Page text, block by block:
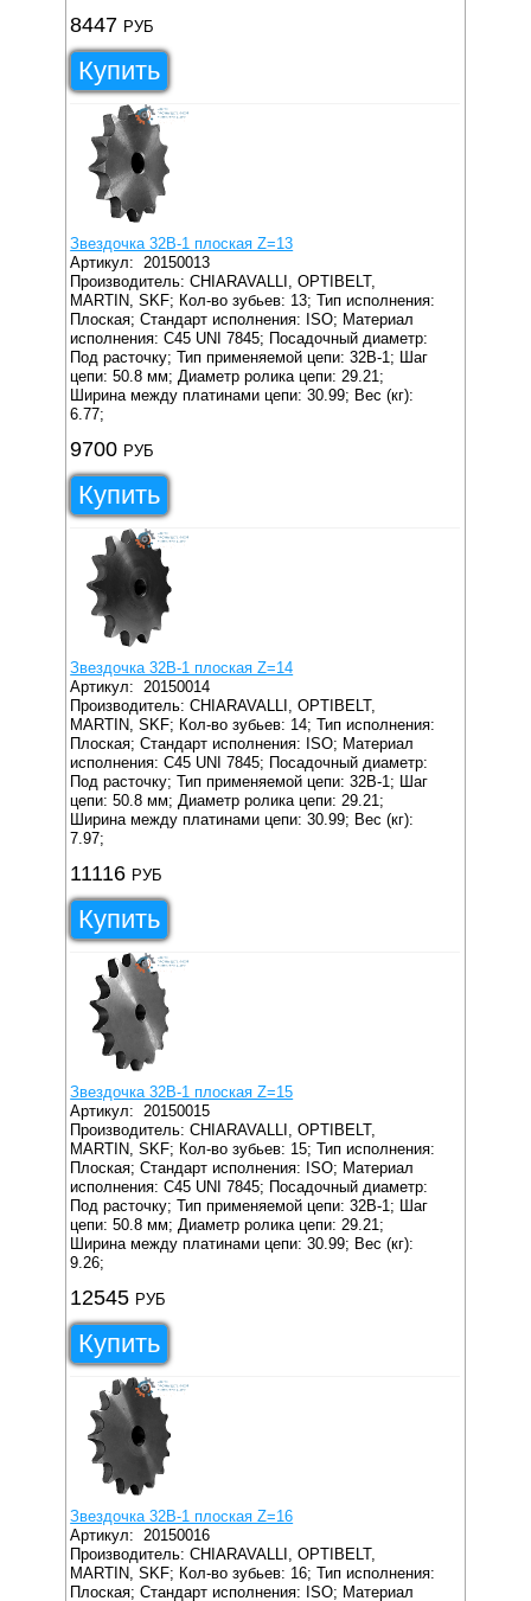
8447 РУБ
Купить
Звездочка 32B-1 плоская Z=13
Артикул: 20150013
Производитель: CHIARAVALLI, OPTIBELT,
MARTIN, SKF; Кол-во зубьев: 13; Тип исполнения:
Плоская; Стандарт исполнения: ISO; Материал
исполнения: C45 UNI 7845; Посадочный диаметр:
Под расточку; Тип применяемой цепи: 32B-1;
Шаг
цепи: 50.8 мм; Диаметр ролика цепи: 29.21;
Ширина между платинами цепи: 30.99; Вес (кг):
6.77;
9700 РУБ
Купить
Звездочка 32B-1 плоская Z=14
Артикул: 20150014
Производитель: CHIARAVALLI, OPTIBELT,
MARTIN, SKF; Кол-во зубьев: 14; Тип исполнения:
Плоская; Стандарт исполнения: ISO; Материал
исполнения: C45 UNI 7845; Посадочный диаметр:
Под расточку; Тип применяемой цепи: 32B-1;
Шаг
цепи: 50.8 мм; Диаметр ролика цепи: 29.21;
Ширина между платинами цепи: 30.99; Вес (кг):
7.97;
11116 РУБ
Купить
Звездочка 32B-1 плоская Z=15
Артикул: 20150015
Производитель: CHIARAVALLI, OPTIBELT,
MARTIN, SKF; Кол-во зубьев: 15; Тип исполнения:
Плоская; Стандарт исполнения: ISO; Материал
исполнения: C45 UNI 7845; Посадочный диаметр:
Под расточку; Тип применяемой цепи: 32B-1;
Шаг
цепи: 50.8 мм; Диаметр ролика цепи: 29.21;
Ширина между платинами цепи: 30.99; Вес (кг):
9.26;
12545 РУБ
Купить
Звездочка 32B-1 плоская Z=16
Артикул: 20150016
Производитель: CHIARAVALLI, OPTIBELT,
MARTIN, SKF; Кол-во зубьев: 16; Тип исполнения:
Плоская; Стандарт исполнения: ISO; Материал